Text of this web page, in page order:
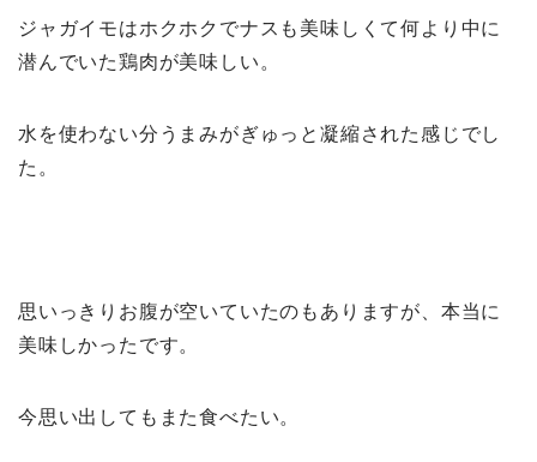
ジャガイモはホクホクでナスも美味しくて何より中に
潜んでいた鶏肉が美味しい。
水を使わない分うまみがぎゅっと凝縮された感じでし
た。
思いっきりお腹が空いていたのもありますが、本当に
美味しかったです。
今思い出してもまた食べたい。